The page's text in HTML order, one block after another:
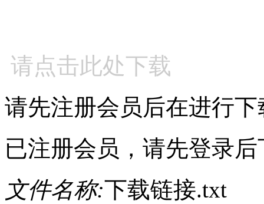
请点击此处下载
请先注册会员后在进行下
已注册会员，请先登录后
文件名称:下载链接.txt